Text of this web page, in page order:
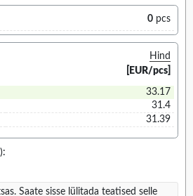
0 pcs
Hind
[EUR/pcs]
33.17
31.4
31.39
Saate sisse lülitada teatised selle